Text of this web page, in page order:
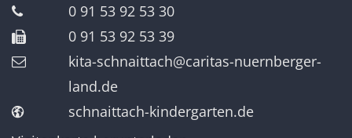
0 91 53 92 53 30
0 91 53 92 53 39
kita-schnaittach@caritas-nuernberger-
land.de
schnaittach-kindergarten.de